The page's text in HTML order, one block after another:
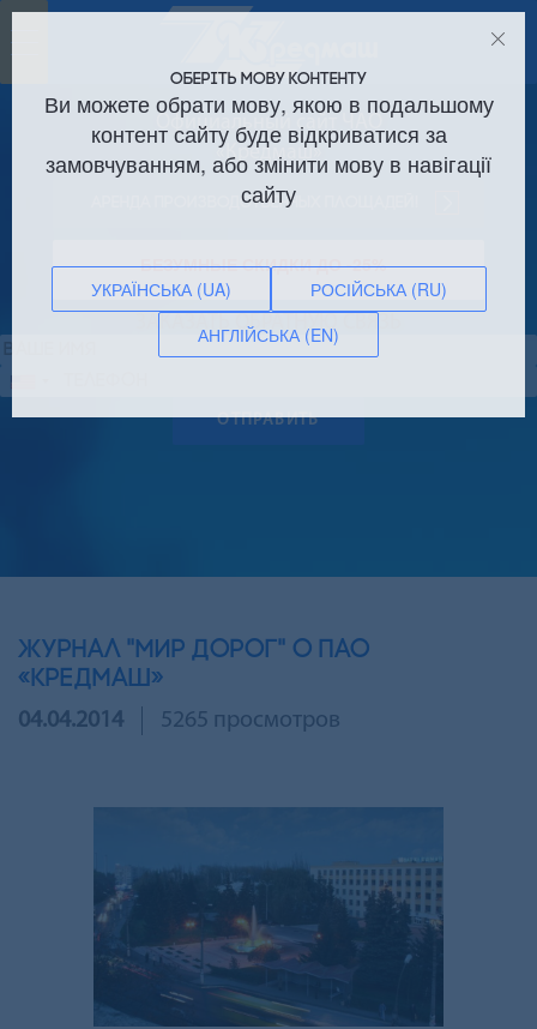
Официальный сайт ЧАО
«Кредмаш»
Аренда производственных площадей!
БЕЗУМНЫЕ СКИДКИ ДО -25%
ЗАКАЗАТЬ ОБРАТНУЮ СВЯЗЬ
ОТПРАВИТЬ
ЖУРНАЛ "МИР ДОРОГ" О ПАО
«КРЕДМАШ»
04.04.2014 5265 просмотров
ОБЕРІТЬ МОВУ КОНТЕНТУ
Ви можете обрати мову, якою в подальшому
контент сайту буде відкриватися за
замовчуванням, або змінити мову в навігації
сайту
УКРАЇНСЬКА (UA)
РОСІЙСЬКА (RU)
АНГЛІЙСЬКА (EN)